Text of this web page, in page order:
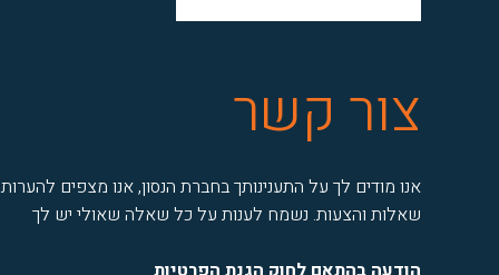
צור קשר
אנו מודים לך על התענינותך בחברת הנסון, אנו מצפים
שאלות והצעות. נשמח לענות על כל שאלה שאולי יש לך